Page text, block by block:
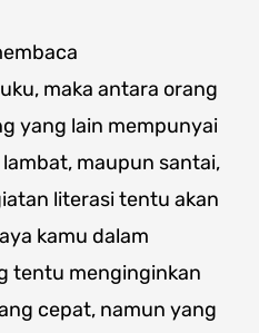
maka antara orang
yang lain mempunyai
maupun santai,
literasi tentu akan
kamu dalam
tentu menginginkan
cepat, namun yang